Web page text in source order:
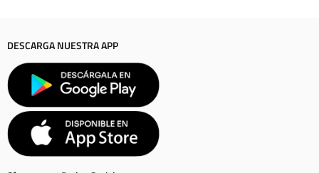
DESCARGA NUESTRA APP